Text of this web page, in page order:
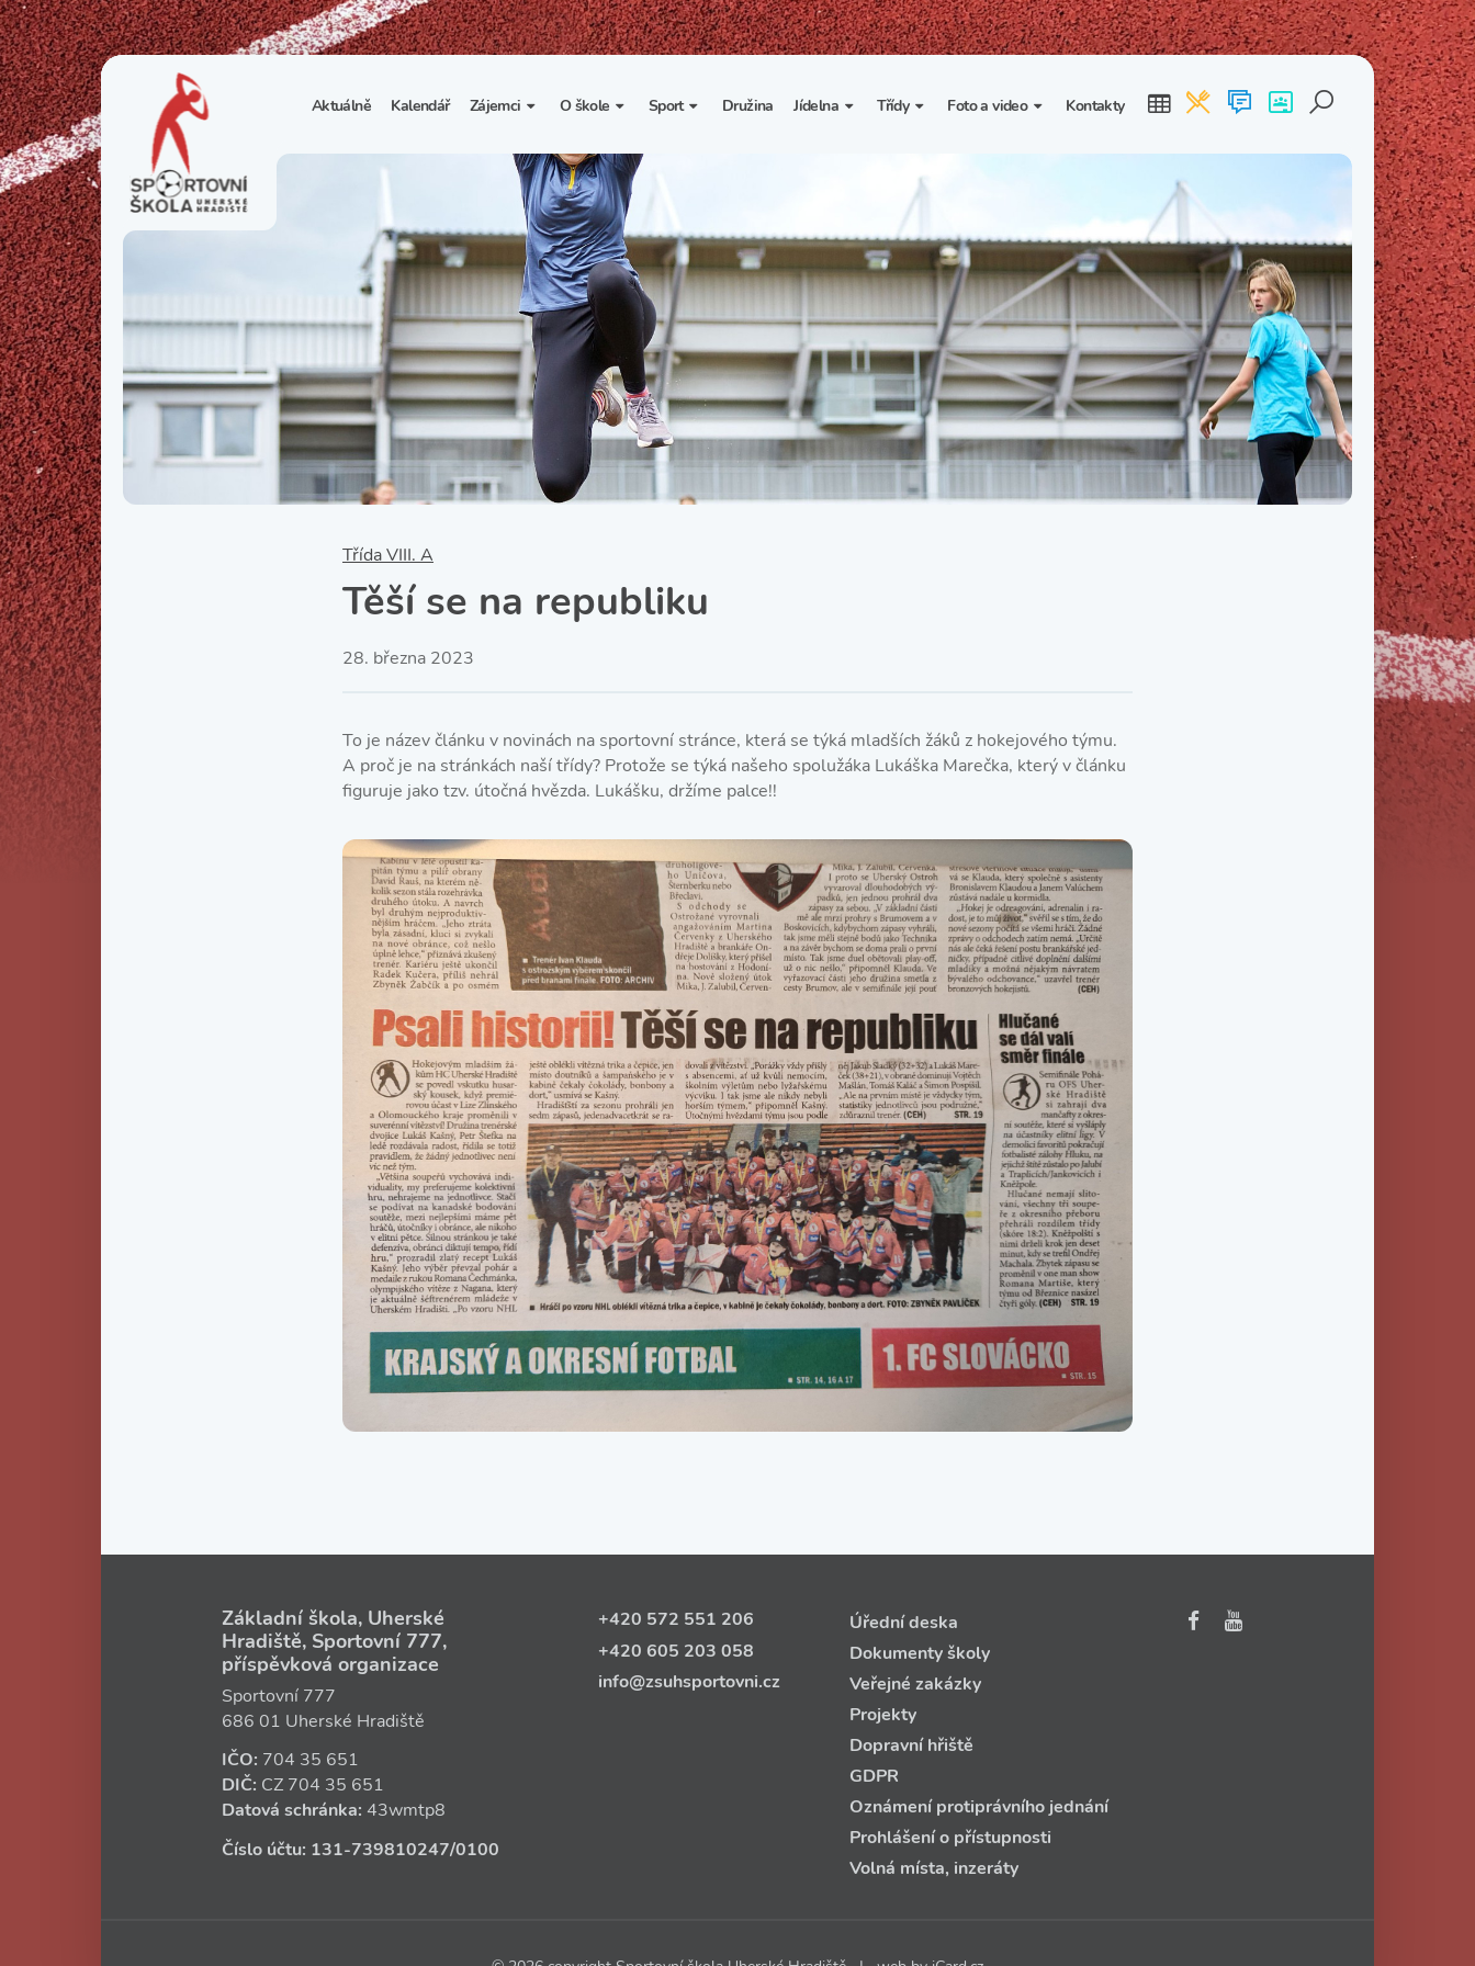
Aktuálně Kalendář Zájemci
1. třída
Sportovní třídy
Nesportovní třídy
O škole
Základní informace
Organizace školního roku
Výuka a učební plán
Zájmové kroužky
Školní poradenské
pracoviště
Školní psycholožka
Školská rada
SRPŠ – Spolek rodičů a
Sport
Spolupráce se sportovními
kluby
Školní sportovní klub
Tělesná výchova a sport
Družina Jídelna
Vnitřní řád školní jídelny
Třídy
Třída I. B Třída I. C
Třída II. A Třída II. C
Třída III. A Třída III. B Třída III. C
Třída IV. A Třída IV. B Třída IV. C
Třída V. A Třída V. B Třída V. C
Třída VI. A Třída VI. B Třída VI. C
Třída VII. A Třída VII. B Třída VII. C
Třída VIII. A Třída VIII. C
Foto a video Kontakty
Třída VIII. A
Těší se na republiku
28. března 2023
To je název článku v novinách na sportovní stránce, která se týká mladších žáků z hokejového týmu.
A proč je na stránkách naší třídy? Protože se týká našeho spolužáka Lukáška Marečka, který v článku
figuruje jako tzv. útočná hvězda. Lukášku, držíme palce!!
Základní škola, Uherské
Hradiště, Sportovní 777,
příspěvková organizace
Sportovní 777
686 01 Uherské Hradiště
IČO: 704 35 651
DIČ: CZ 704 35 651
Datová schránka: 43wmtp8
Číslo účtu: 131‑739810247/0100
+420 572 551 206
+420 605 203 058
info@zsuhsportovni.cz
Úřední deska
Dokumenty školy
Veřejné zakázky
Projekty
Dopravní hřiště
GDPR
Oznámení protiprávního jednání
Prohlášení o přístupnosti
Volná místa, inzeráty